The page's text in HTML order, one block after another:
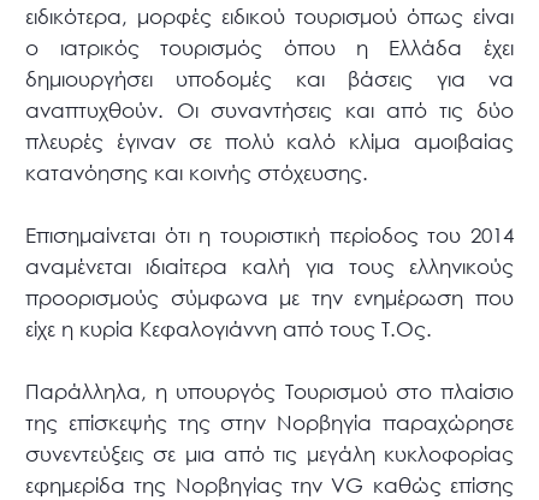
ειδικότερα, μορφές ειδικού τουρισμού όπως είναι
ο ιατρικός τουρισμός όπου η Ελλάδα έχει
δημιουργήσει υποδομές και βάσεις για να
αναπτυχθούν. Οι συναντήσεις και από τις δύο
πλευρές έγιναν σε πολύ καλό κλίμα αμοιβαίας
κατανόησης και κοινής στόχευσης.
Επισημαίνεται ότι η τουριστική περίοδος του 2014
αναμένεται ιδιαίτερα καλή για τους ελληνικούς
προορισμούς σύμφωνα με την ενημέρωση που
είχε η κυρία Κεφαλογιάννη από τους Τ.Ος.
Παράλληλα, η υπουργός Τουρισμού στο πλαίσιο
της επίσκεψής της στην Νορβηγία παραχώρησε
συνεντεύξεις σε μια από τις μεγάλη κυκλοφορίας
εφημερίδα της Νορβηγίας την VG καθώς επίσης